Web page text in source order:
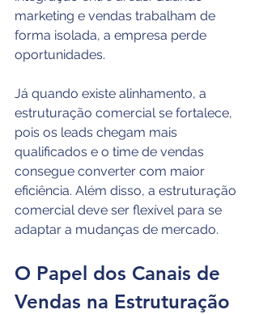
marketing e vendas trabalham de
forma isolada, a empresa perde
oportunidades.
Já quando existe alinhamento, a
estruturação comercial se fortalece,
pois os leads chegam mais
qualificados e o time de vendas
consegue converter com maior
eficiência. Além disso, a estruturação
comercial deve ser flexível para se
adaptar a mudanças de mercado.
O Papel dos Canais de
Vendas na Estruturação